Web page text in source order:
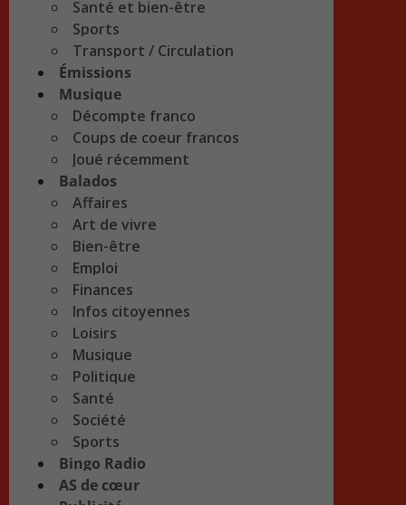
Santé et bien-être
Sports
Transport / Circulation
Émissions
Musique
Décompte franco
Coups de coeur francos
Joué récemment
Balados
Affaires
Art de vivre
Bien-être
Emploi
Finances
Infos citoyennes
Loisirs
Musique
Politique
Santé
Société
Sports
Bingo Radio
AS de cœur